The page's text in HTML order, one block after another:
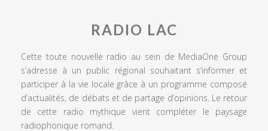
RADIO LAC
Cette toute nouvelle radio au sein de MediaOne Group
s’adresse à un public régional souhaitant s’informer et
participer à la vie locale grâce à un programme composé
d’actualités, de débats et de partage d’opinions. Le retour
de cette radio mythique vient compléter le paysage
radiophonique romand.